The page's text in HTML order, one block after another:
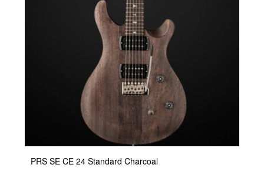
PRS SE CE 24 Standard Charcoal